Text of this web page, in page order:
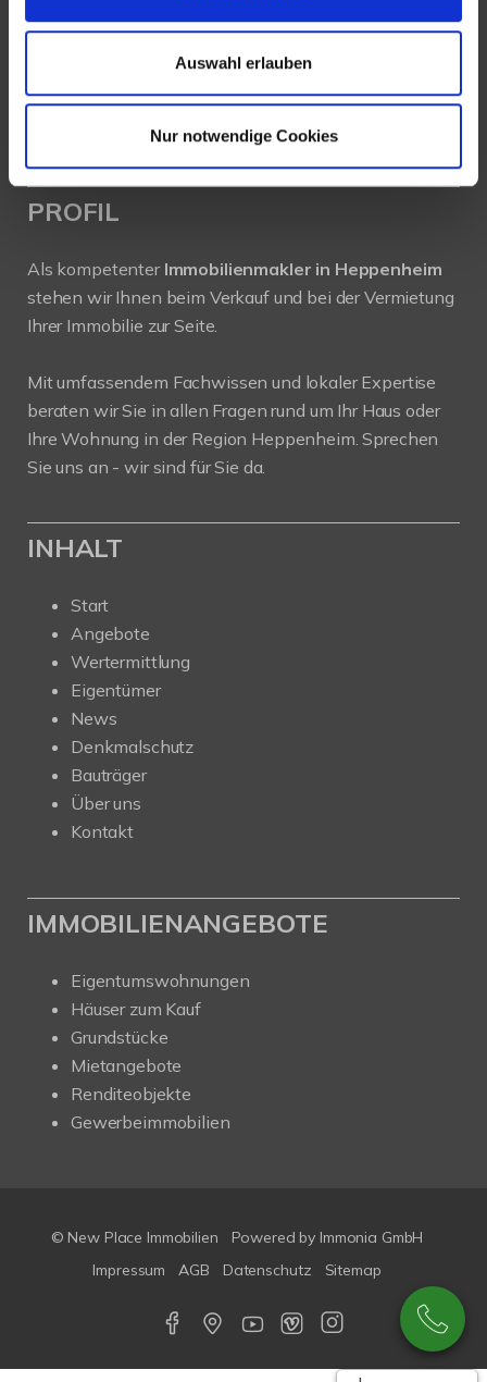
Auswahl erlauben
Nur notwendige Cookies
Tel.:+49 6252-305 89 41
E-Mail:info@new-place-immobilien.com
www.new-place-immobilien.com
PROFIL
Als kompetenter Immobilienmakler in Heppenheim
stehen wir Ihnen beim Verkauf und bei der Vermietung
Ihrer Immobilie zur Seite.
Mit umfassendem Fachwissen und lokaler Expertise
beraten wir Sie in allen Fragen rund um Ihr Haus oder
Ihre Wohnung in der Region Heppenheim. Sprechen
Sie uns an - wir sind für Sie da.
INHALT
Start
Angebote
Wertermittlung
Eigentümer
News
Denkmalschutz
Bauträger
Über uns
Kontakt
IMMOBILIENANGEBOTE
Eigentumswohnungen
Häuser zum Kauf
Grundstücke
Mietangebote
Renditeobjekte
Gewerbeimmobilien
© New Place Immobilien
Powered by Immonia GmbH
Impressum
AGB Datenschutz Sitemap